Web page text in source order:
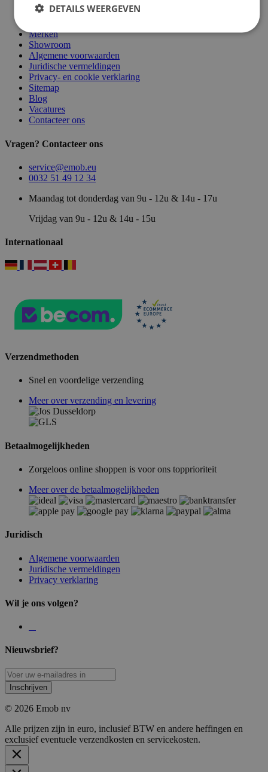
Over ons
Merken
Showroom
Algemene voorwaarden
Juridische vermeldingen
Privacy- en cookie verklaring
Sitemap
Blog
Vacatures
Contacteer ons
Vragen? Contacteer ons
service@emob.eu
0032 51 49 12 34
Maandag tot donderdag van 9u - 12u & 14u - 17u
Vrijdag van 9u - 12u & 14u - 15u
Internationaal
Verzendmethoden
Snel en voordelige verzending
Meer over verzending en levering
Betaalmogelijkheden
Zorgeloos online shoppen is voor ons topprioriteit
Meer over de betaalmogelijkheden
Juridisch
Algemene voorwaarden
Juridische vermeldingen
Privacy verklaring
Wil je ons volgen?
Nieuwsbrief?
Inschrijven
© 2026 Emob nv
Alle prijzen zijn in euro, inclusief BTW en andere heffingen en
exclusief eventuele verzendkosten en servicekosten.
DETAILS WEERGEVEN